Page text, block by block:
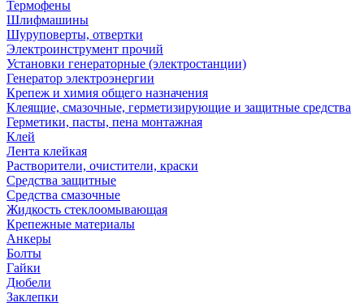
Термофены
Шлифмашины
Шуруповерты, отвертки
Электроинструмент прочий
Установки генераторные (электростанции)
Генератор электроэнергии
Крепеж и химия общего назначения
Клеящие, смазочные, герметизирующие и защитные средства
Герметики, пасты, пена монтажная
Клей
Лента клейкая
Растворители, очистители, краски
Средства защитные
Средства смазочные
Жидкость стеклоомывающая
Крепежные материалы
Анкеры
Болты
Гайки
Дюбели
Заклепки